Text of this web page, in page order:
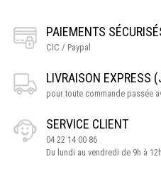
PAIEMENTS
CIC / Paypal
LIVRAISON EXPRESS
pour toute commande passée
SERVICE CLIENT
04 22 14 00 86
Du lundi au vendredi de 9h à